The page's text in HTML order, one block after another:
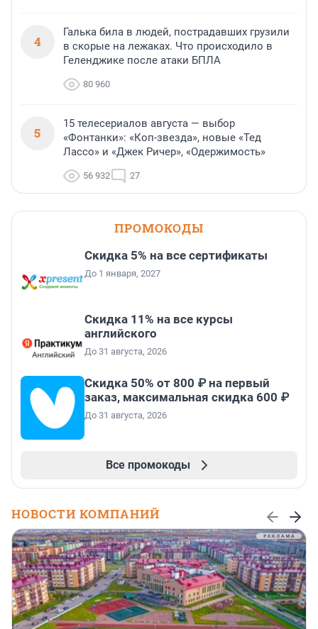
4
Галька била в людей, пострадавших грузили
в скорые на лежаках. Что происходило в
Геленджике после атаки БПЛА
80 960
5
15 телесериалов августа — выбор
«Фонтанки»: «Коп-звезда», новые «Тед
Лассо» и «Джек Ричер», «Одержимость»
56 932 27
ПРОМОКОДЫ
Скидка 5% на все сертификаты
До 1 января, 2027
Скидка 11% на все курсы
английского
До 31 августа, 2026
Скидка 50% от 800 ₽ на первый
заказ, максимальная скидка 600 ₽
До 31 августа, 2026
Все промокоды
НОВОСТИ КОМПАНИЙ